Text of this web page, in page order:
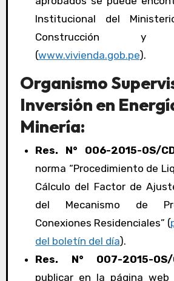
Institucional del
Construcción y
(www.vivienda.gob.pe).
Organismo
Inversión en
Minería:
Res. N° 006-2015-OS/
norma “Procedimiento de
Cálculo del Factor de
del Mecanismo de
Conexiones Residenciales” (
del boletín del día).
Res. N° 007-2015-OS/
publicar en la página web